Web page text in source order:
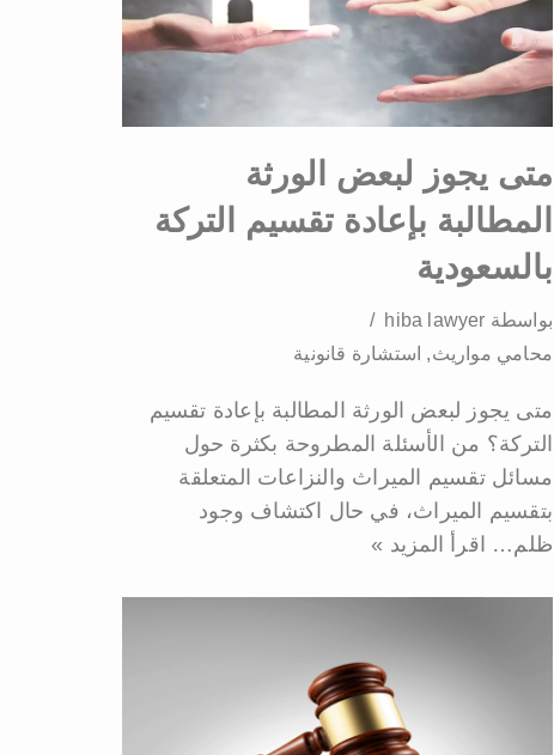
متى يجوز لبعض الورثة
المطالبة بإعادة تقسيم التركة
بالسعودية
بواسطة hiba lawyer
محامي مواريث, استشارة قانونية
متى يجوز لبعض الورثة المطالبة بإعادة تقسيم
التركة؟ من الأسئلة المطروحة بكثرة حول
مسائل تقسيم الميراث والنزاعات المتعلقة
بتقسيم الميراث، في حال اكتشاف وجود
ظلم… اقرأ المزيد »